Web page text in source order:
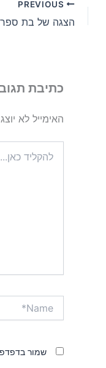
כתיבת
האימייל לא
כאן...
שמור